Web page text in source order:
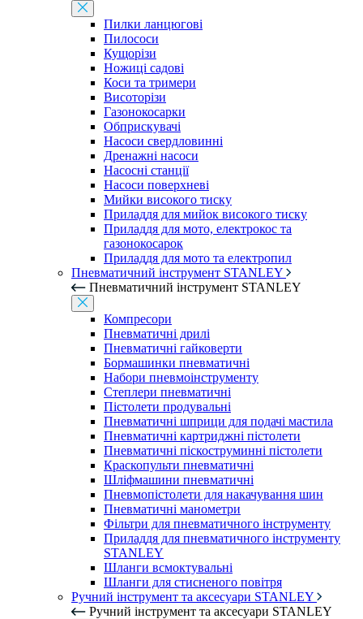
Пилки ланцюгові
Пилососи
Кущорізи
Ножиці садові
Коси та тримери
Висоторізи
Газонокосарки
Обприскувачі
Насоси свердловинні
Дренажні насоси
Насосні станції
Насоси поверхневі
Мийки високого тиску
Приладдя для мийок високого тиску
Приладдя для мото, електрокос та
газонокосарок
Приладдя для мото та електропил
Пневматичний інструмент STANLEY
Пневматичний інструмент STANLEY
Компресори
Пневматичні дрилі
Пневматичні гайковерти
Бормашинки пневматичні
Набори пневмоінструменту
Степлери пневматичні
Пістолети продувальні
Пневматичні шприци для подачі мастила
Пневматичні картриджні пістолети
Пневматичні піскоструминні пістолети
Краскопульти пневматичні
Шліфмашини пневматичні
Пневмопістолети для накачування шин
Пневматичні манометри
Фільтри для пневматичного інструменту
Приладдя для пневматичного інструменту
STANLEY
Шланги всмоктувальні
Шланги для стисненого повітря
Ручний інструмент та аксесуари STANLEY
Ручний інструмент та аксесуари STANLEY